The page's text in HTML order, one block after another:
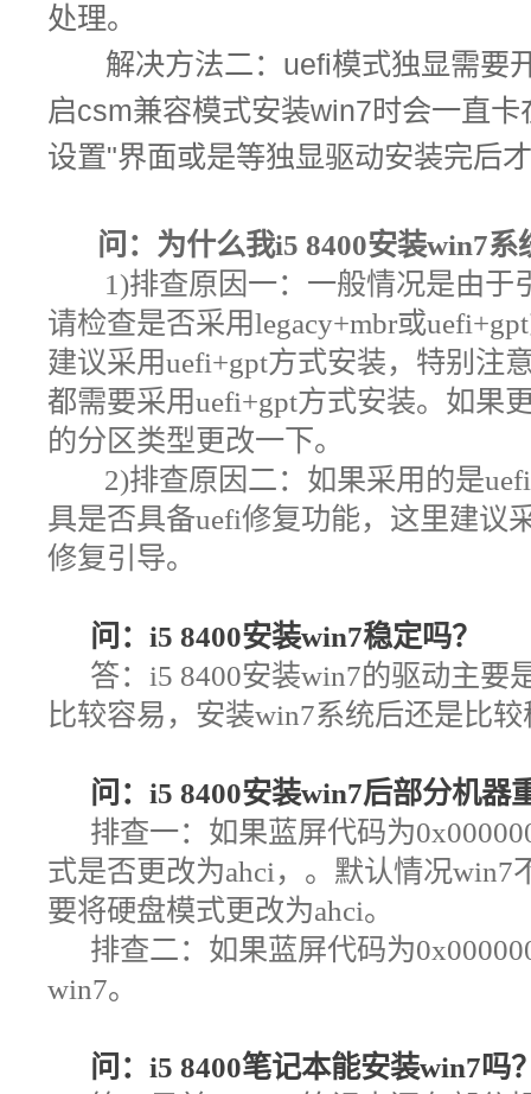
处理。
解决方法二：uefi模式独显需要
启csm兼容模式安装win7时会一直
设置"界面或是等独显驱动安装完后
问：为什么我i5 8400安装win7
1)排查原因一： 一般情况是由于
请检查是否采用legacy+mbr或
建议采用uefi+gpt方式安装，特别注
都需要采用uefi+gpt方式安装。如果
的分区类型更改一下。
2)排查原因二：如果采用的是
具是否具备uefi修复功能，这里建议
修复引导。
问：i5 8400安装win7稳定吗？
答：i5 8400安装win7的驱动主要
比较容易，安装win7系统后还是比
问：i5 8400安装win7后部分机器
排查一： 如果蓝屏代码为
式是否更改为ahci，。默认情况win7
要将硬盘模式更改为ahci。
排查二：如果蓝屏代码为
win7。
问：i5 8400笔记本能安装win7吗